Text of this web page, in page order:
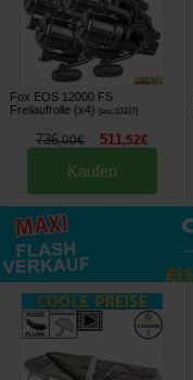
Fox EOS 12000 FS
Freilaufrolle (x4) [esc10327]
736,00€ 511 ,52€
Kaufen